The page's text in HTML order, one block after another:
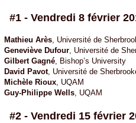
#1 - Vendredi 8 février
Mathieu Arès, Université de
Geneviève Dufour, Université de
Gilbert Gagné, Bishop’s University
David Pavot, Université de
Michèle Rioux, UQAM
Guy-Philippe Wells, UQAM
#2 - Vendredi 15 février